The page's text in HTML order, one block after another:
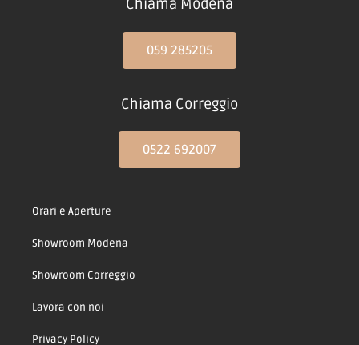
Chiama Modena
059 285205
Chiama Correggio
0522 692007
Orari e Aperture
Showroom Modena
Showroom Correggio
Lavora con noi
Privacy Policy